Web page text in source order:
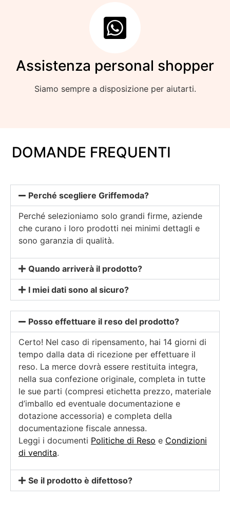
Assistenza personal shopper
Siamo sempre a disposizione per aiutarti.
DOMANDE FREQUENTI
Perché scegliere Griffemoda?
Perché selezioniamo solo grandi firme, aziende
che curano i loro prodotti nei minimi dettagli e
sono garanzia di qualità.
Quando arriverà il prodotto?
I miei dati sono al sicuro?
Posso effettuare il reso del prodotto?
Certo! Nel caso di ripensamento, hai 14 giorni di
tempo dalla data di ricezione per effettuare il
reso. La merce dovrà essere restituita integra,
nella sua confezione originale, completa in tutte
le sue parti (compresi etichetta prezzo, materiale
d’imballo ed eventuale documentazione e
dotazione accessoria) e completa della
documentazione fiscale annessa.
Leggi i documenti Politiche di Reso e Condizioni
di vendita.
Se il prodotto è difettoso?